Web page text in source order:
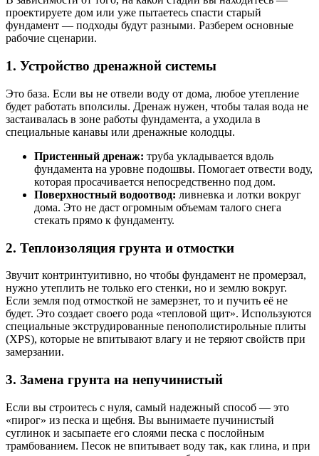
проектируете дом или уже пытаетесь спасти старый
фундамент — подходы будут разными. Разберем основные
рабочие сценарии.
1. Устройство дренажной системы
Это база. Если вы не отвели воду от дома, любое утепление
будет работать вполсилы. Дренаж нужен, чтобы талая вода не
застаивалась в зоне работы фундамента, а уходила в
специальные канавы или дренажные колодцы.
Пристенный дренаж: труба укладывается вдоль
фундамента на уровне подошвы. Помогает отвести воду,
которая просачивается непосредственно под дом.
Поверхностный водоотвод: ливневка и лотки вокруг
дома. Это не даст огромным объемам талого снега
стекать прямо к фундаменту.
2. Теплоизоляция грунта и отмостки
Звучит контринтуитивно, но чтобы фундамент не промерзал,
нужно утеплить не только его стенки, но и землю вокруг.
Если земля под отмосткой не замерзнет, то и пучить её не
будет. Это создает своего рода «тепловой щит». Используются
специальные экструдированные пенополистирольные плиты
(XPS), которые не впитывают влагу и не теряют свойств при
замерзании.
3. Замена грунта на непучинистый
Если вы строитесь с нуля, самый надежный способ — это
«пирог» из песка и щебня. Вы вынимаете пучинистый
суглинок и засыпаете его слоями песка с послойным
трамбованием. Песок не впитывает воду так, как глина, и при